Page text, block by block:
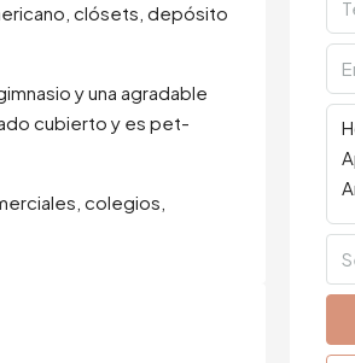
clósets, depósito
y una agradable
cubierto y es pet-
colegios,